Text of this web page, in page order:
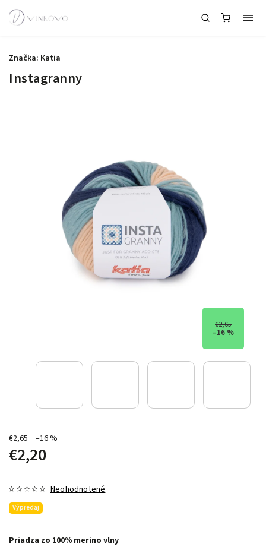
Instagranny
€2,65
–16 %
€2,65 –16 %
€2,20
Výpredaj
Neohodnotené
Priadza zo 100% merino vlny
Značka: Katia